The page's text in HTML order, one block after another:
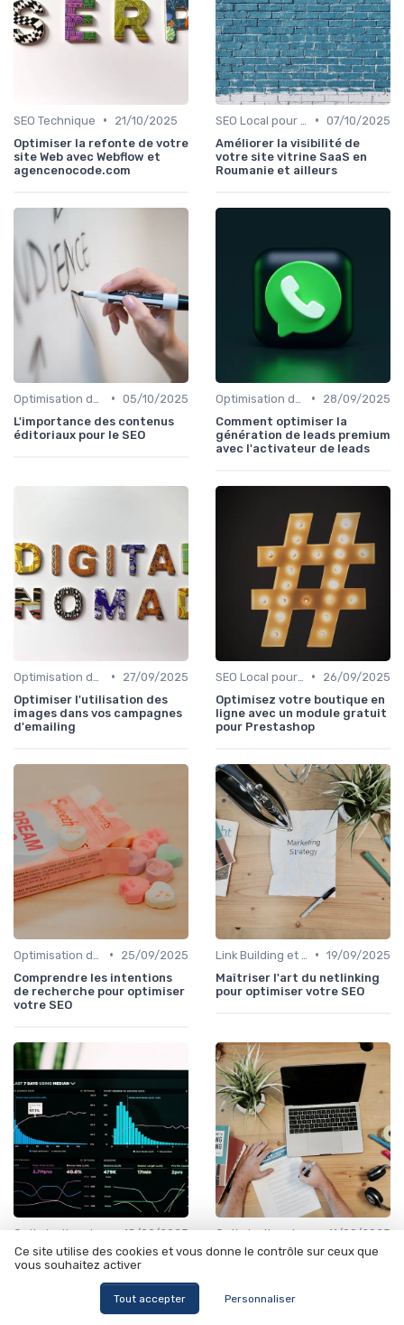
SEO Technique •
21/10/2025
Optimiser la refonte de votre
site Web avec Webflow et
agencenocode.com
• 07/10/2025
Améliorer la visibilité de
votre site vitrine SaaS en
Roumanie et ailleurs
• 05/10/2025
L'importance des contenus
éditoriaux pour le SEO
•
28/09/2025
Comment optimiser la
génération de leads premium
avec l'activateur de leads
•
27/09/2025
Optimiser l'utilisation des
images dans vos campagnes
d'emailing
•
26/09/2025
Optimisez votre boutique en
ligne avec un module gratuit
pour Prestashop
•
25/09/2025
Comprendre les intentions
de recherche pour optimiser
votre SEO
• 19/09/2025
Maîtriser l'art du netlinking
pour optimiser votre SEO
Optimisation de Contenu • 18/09/2025
L'art du copywriting pour le
SEO : maîtriser les mots pour
séduire les moteurs de
Optimisation de Contenu • 11/09/2025
Optimiser la rédaction de
Ce site utilise des cookies et vous donne le contrôle sur ceux que
vous souhaitez activer
Tout accepter Personnaliser